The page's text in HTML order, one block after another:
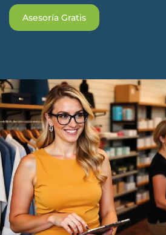
Asesoría Gratis